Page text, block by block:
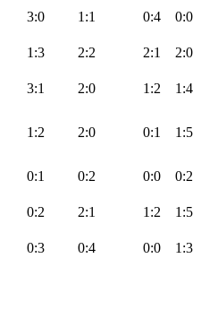
3:0 1:1 0:4 0:0
1:3 2:2 2:1 2:0
3:1 2:0 1:2 1:4
1:2 2:0 0:1 1:5
0:1 0:2 0:0 0:2
0:2 2:1 1:2 1:5
0:3 0:4 0:0 1:3